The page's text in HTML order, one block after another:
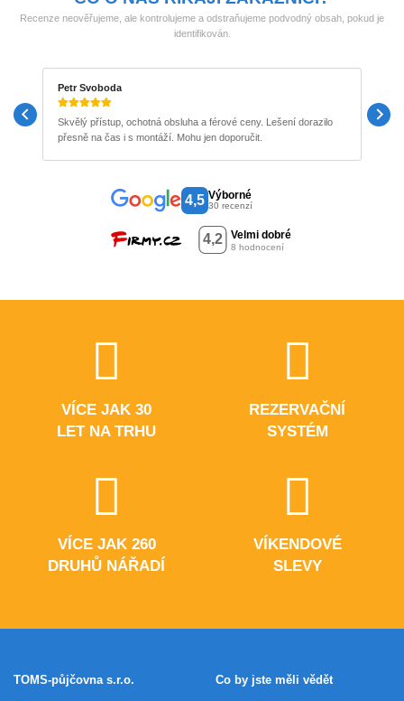
Recenze neověřujeme, ale kontrolujeme a odstraňujeme podvodný obsah, pokud je
identifikován.
Petr Svoboda
Skvělý přístup, ochotná obsluha a férové ceny. Lešení dorazilo
přesně na čas i s montáží. Mohu jen doporučit.
4,5 Výborné
30 recenzí
VÍCE JAK 30
LET NA TRHU
REZERVAČNÍ
SYSTÉM
VÍCE JAK 260
DRUHŮ NÁŘADÍ
VÍKENDOVÉ
SLEVY
TOMS-půjčovna s.r.o. Co by jste měli vědět